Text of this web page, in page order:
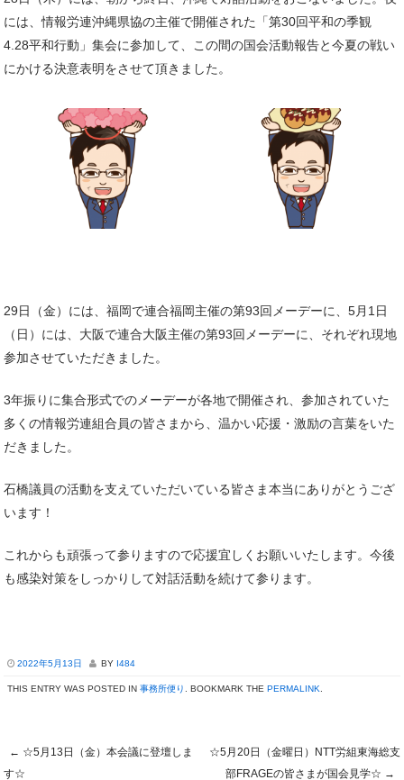
には、情報労連沖縄県協の主催で開催された「第30回平和の季観
4.28平和行動」集会に参加して、この間の国会活動報告と今夏の戦い
にかける決意表明をさせて頂きました。
29日（金）には、福岡で連合福岡主催の第93回メーデーに、5月1日
（日）には、大阪で連合大阪主催の第93回メーデーに、それぞれ現地
参加させていただきました。
3年振りに集合形式でのメーデーが各地で開催され、参加されていた
多くの情報労連組合員の皆さまから、温かい応援・激励の言葉をいた
だきました。
石橋議員の活動を支えていただいている皆さま本当にありがとうござ
います！
これからも頑張って参りますので応援宜しくお願いいたします。今後
も感染対策をしっかりして対話活動を続けて参ります。
2022年5月13日 BY I484
THIS ENTRY WAS POSTED IN 事務所便り . BOOKMARK THE PERMALINK.
← ☆5月13日（金）本会議に登壇しま
す☆
☆5月20日（金曜日）NTT労組東海総支
部FRAGEの皆さまが国会見学☆ →